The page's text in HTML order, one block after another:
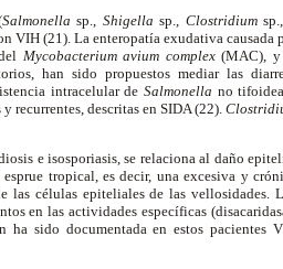
Salmonella sp., Shigellasp., Clostridium
VIH (21). La enteropatía exudativa causada
Mycobacterium avium complex(MAC),
han sido propuestos mediar las
intracelular deSalmonella no
descritas en SIDA (22).
e isosporiasis, se relaciona al daño
tropical, es decir, una excesiva y
las células epiteliales de las vellosidades.
en las actividades específicas
sido documentada en estos pacientes